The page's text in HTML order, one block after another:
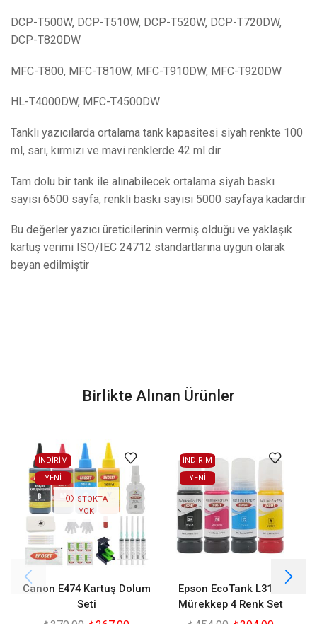
DCP-T500W, DCP-T510W, DCP-T520W, DCP-T720DW,
DCP-T820DW
MFC-T800, MFC-T810W, MFC-T910DW, MFC-T920DW
HL-T4000DW, MFC-T4500DW
Tanklı yazıcılarda ortalama tank kapasitesi siyah renkte 100
ml, sarı, kırmızı ve mavi renklerde 42 ml dir
Tam dolu bir tank ile alınabilecek ortalama siyah baskı
sayısı 6500 sayfa, renkli baskı sayısı 5000 sayfaya kadardır
Bu değerler yazıcı üreticilerinin vermiş olduğu ve yaklaşık
kartuş verimi ISO/IEC 24712 standartlarına uygun olarak
beyan edilmiştir
Birlikte Alınan Ürünler
İNDİRİM
YENI
STOKTA
YOK
Canon E474 Kartuş Dolum
Seti
İNDİRİM
YENI
Epson EcoTank L3110
Mürekkep 4 Renk Set